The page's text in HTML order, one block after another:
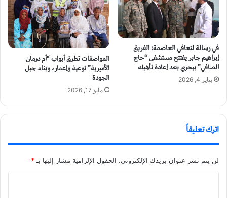
في رسالة لتعافي العاصمة: الفريق
إبراهيم جابر يفتتح مستشفى “حاج
الصافي” ببحري بعد إعادة تأهيله
يناير 4, 2026
المواصفات تطرق أبواب “أم درمان
الأميرية” توعية وإعمار، وبناء جيل
الجودة
مايو 17, 2026
اترك تعليقاً
لن يتم نشر عنوان بريدك الإلكتروني. الحقول الإلزامية مشار إليها بـ *